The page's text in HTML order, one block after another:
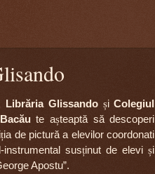
Librăria Glissando șiColegiul
Bacăute așteaptă să descoperi
ția de pictură a elevilor coordonati
susținut de eleviși
Apostu”.